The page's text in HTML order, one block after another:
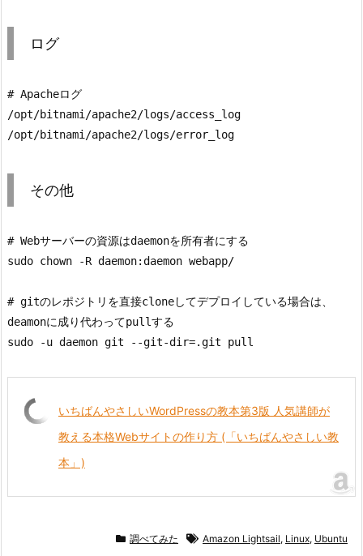
ログ
# Apacheログ
/opt/bitnami/apache2/logs/access_log
/opt/bitnami/apache2/logs/error_log
その他
# Webサーバーの資源はdaemonを所有者にする
sudo chown -R daemon:daemon webapp/
# gitのレポジトリを直接cloneしてデプロイしている場合は、
deamonに成り代わってpullする
sudo -u daemon git --git-dir=.git pull
いちばんやさしいWordPressの教本第3版 人気講師が
教える本格Webサイトの作り方 (「いちばんやさしい教
本」)
調べてみた Amazon Lightsail, Linux, Ubuntu